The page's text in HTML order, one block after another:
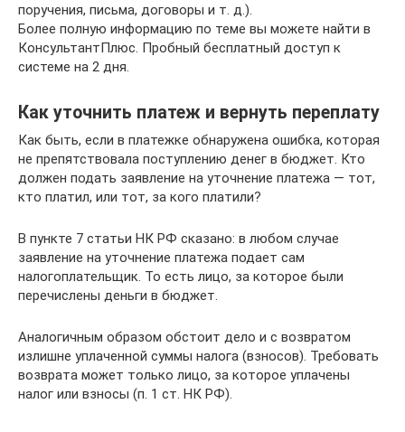
поручения, письма, договоры и т. д.).
Более полную информацию по теме вы можете найти в
КонсультантПлюс. Пробный бесплатный доступ к
системе на 2 дня.
Как уточнить платеж и вернуть переплату
Как быть, если в платежке обнаружена ошибка, которая
не препятствовала поступлению денег в бюджет. Кто
должен подать заявление на уточнение платежа — тот,
кто платил, или тот, за кого платили?
В пункте 7 статьи НК РФ сказано: в любом случае
заявление на уточнение платежа подает сам
налогоплательщик. То есть лицо, за которое были
перечислены деньги в бюджет.
Аналогичным образом обстоит дело и с возвратом
излишне уплаченной суммы налога (взносов). Требовать
возврата может только лицо, за которое уплачены
налог или взносы (п. 1 ст. НК РФ).